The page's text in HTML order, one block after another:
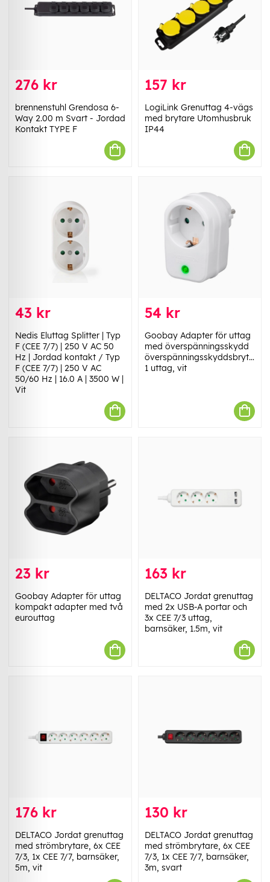
276 kr
brennenstuhl Grendosa 6-
Way 2.00 m Svart - Jordad
Kontakt TYPE F
157 kr
LogiLink Grenuttag 4-vägs
med brytare Utomhusbruk
IP44
43 kr
Nedis Eluttag Splitter | Typ
F (CEE 7/7) | 250 V AC 50
Hz | Jordad kontakt / Typ
F (CEE 7/7) | 250 V AC
50/60 Hz | 16.0 A | 3500 W |
Vit
54 kr
Goobay Adapter för uttag
med överspänningsskydd
överspänningsskyddsbrytare,
1 uttag, vit
23 kr
Goobay Adapter för uttag
kompakt adapter med två
eurouttag
163 kr
DELTACO Jordat grenuttag
med 2x USB-A portar och
3x CEE 7/3 uttag,
barnsäker, 1.5m, vit
176 kr
DELTACO Jordat grenuttag
med strömbrytare, 6x CEE
7/3, 1x CEE 7/7, barnsäker,
5m, vit
130 kr
DELTACO Jordat grenuttag
med strömbrytare, 6x CEE
7/3, 1x CEE 7/7, barnsäker,
3m, svart